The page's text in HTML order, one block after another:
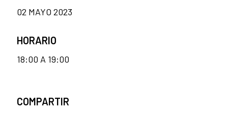
02 MAYO 2023
HORARIO
18:00 A 19:00
COMPARTIR